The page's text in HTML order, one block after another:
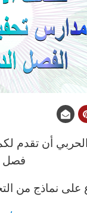
أن
فصل
على نماذج من